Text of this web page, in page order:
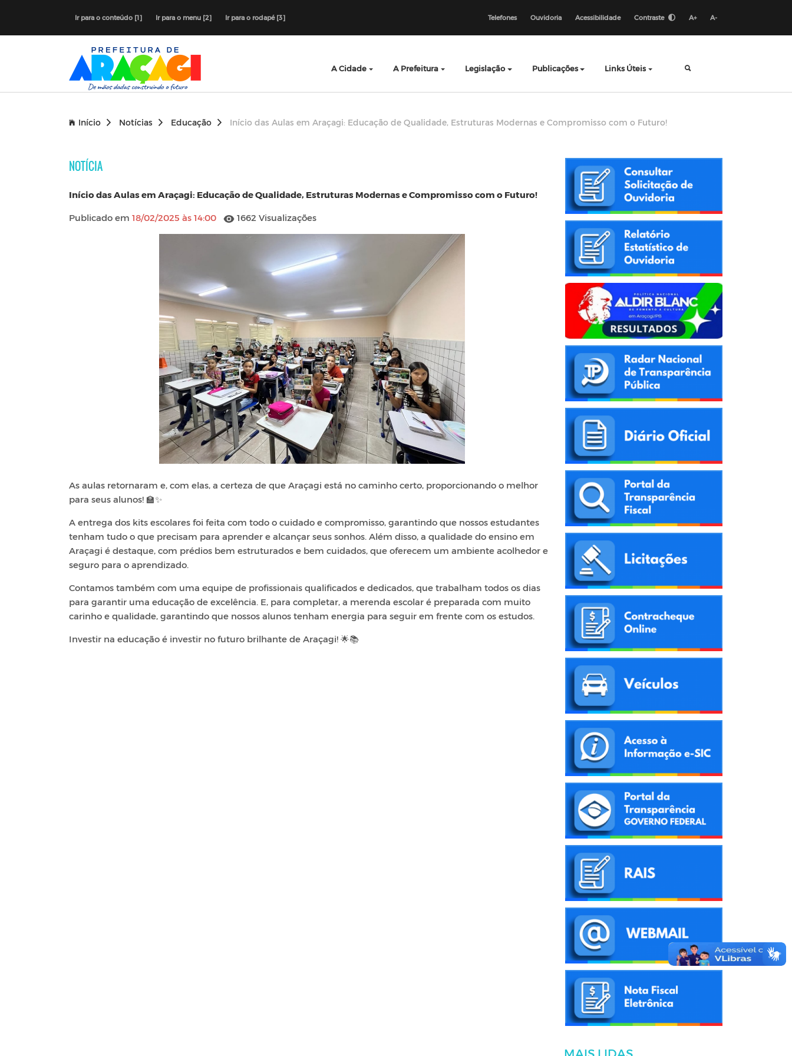
Ir para o conteúdo [1] Ir para o menu [2] Ir para o rodapé [3] Telefones Ouvidoria Acessibilidade Contraste A+ A-
A Cidade A Prefeitura Legislação Publicações Links Úteis
Início Notícias Educação Início das Aulas em Araçagi: Educação de Qualidade, Estruturas Modernas e Compromisso com o Futuro!
NOTÍCIA
Início das Aulas em Araçagi: Educação de Qualidade, Estruturas Modernas e Compromisso com o Futuro!
Publicado em 18/02/2025 às 14:00 1662 Visualizações
As aulas retornaram e, com elas, a certeza de que Araçagi está no caminho certo, proporcionando o melhor
para seus alunos! 🏫✨
A entrega dos kits escolares foi feita com todo o cuidado e compromisso, garantindo que nossos estudantes
tenham tudo o que precisam para aprender e alcançar seus sonhos. Além disso, a qualidade do ensino em
Araçagi é destaque, com prédios bem estruturados e bem cuidados, que oferecem um ambiente acolhedor e
seguro para o aprendizado.
Contamos também com uma equipe de profissionais qualificados e dedicados, que trabalham todos os dias
para garantir uma educação de excelência. E, para completar, a merenda escolar é preparada com muito
carinho e qualidade, garantindo que nossos alunos tenham energia para seguir em frente com os estudos.
Investir na educação é investir no futuro brilhante de Araçagi! 🌟📚